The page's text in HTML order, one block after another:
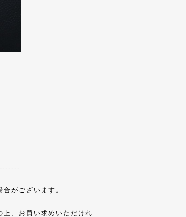
がございます。
上、お買い求めいただけれ